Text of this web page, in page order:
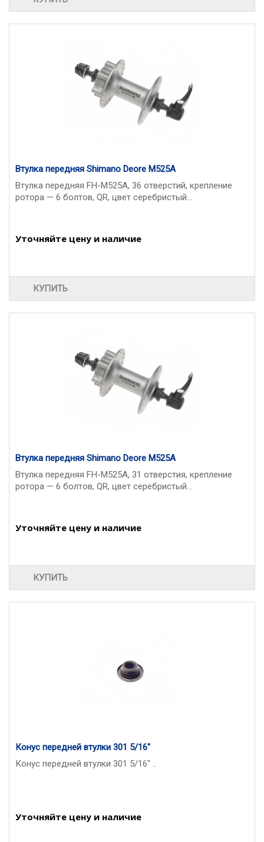
Втулка передняя Shimano Deore M525A
Втулка передняя FH-M525A, 36 отверстий, крепление
ротора — 6 болтов, QR, цвет серебристый...
Уточняйте цену и наличие
КУПИТЬ
Втулка передняя Shimano Deore M525A
Втулка передняя FH-M525A, 31 отверстия, крепление
ротора — 6 болтов, QR, цвет серебристый...
Уточняйте цену и наличие
КУПИТЬ
Конус передней втулки 301 5/16"
Конус передней втулки 301 5/16" ..
Уточняйте цену и наличие